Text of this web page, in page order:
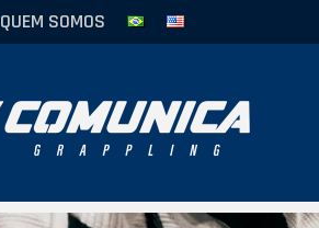
QUEM SOMOS